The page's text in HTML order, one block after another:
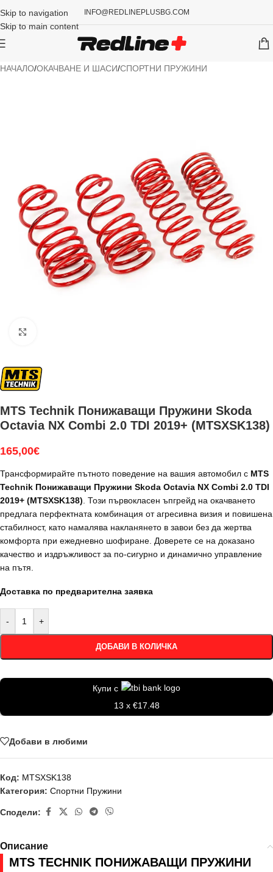
Skip to navigation
Skip to main content
INFO@REDLINEPLUSBG.COM
НАЧАЛО/ОКАЧВАНЕ И ШАСИ/СПОРТНИ ПРУЖИНИ
MTS Technik Понижаващи Пружини Skoda
Octavia NX Combi 2.0 TDI 2019+ (MTSXSK138)
165,00€
Трансформирайте пътното поведение на вашия автомобил с MTS
Technik Понижаващи Пружини Skoda Octavia NX Combi 2.0 TDI
2019+ (MTSXSK138). Този първокласен ъпгрейд на окачването
предлага перфектната комбинация от агресивна визия и повишена
стабилност, като намалява накланянето в завои без да жертва
комфорта при ежедневно шофиране. Доверете се на доказано
качество и издръжливост за по-сигурно и динамично управление
на пътя.
Доставка по предварителна заявка
- +
ДОБАВИ В КОЛИЧКА
Купи с
13 x €17.48
Добави в любими
Код: MTSXSK138
Категория: Спортни Пружини
Сподели:
Описание
MTS TECHNIK ПОНИЖАВАЩИ ПРУЖИНИ